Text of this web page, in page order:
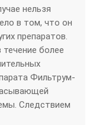
нельзя
в том, что он
препаратов.
более
Фильтрум-
Следствием